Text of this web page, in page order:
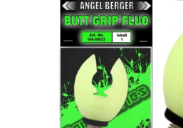
5
hvězdiček.